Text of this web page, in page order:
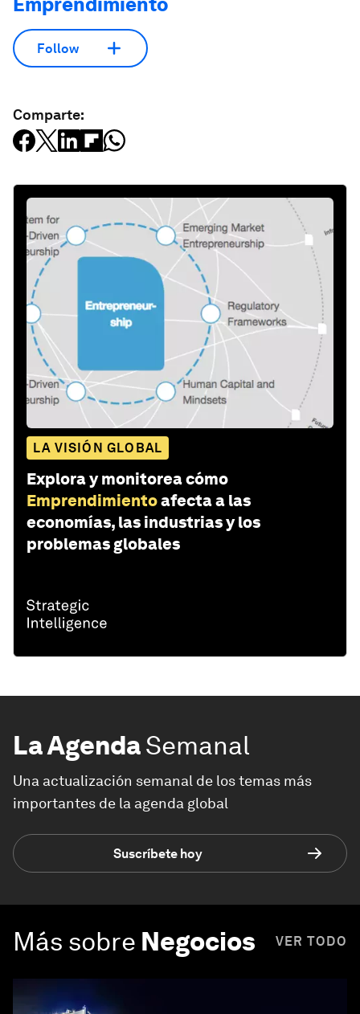
Follow
Comparte:
LA VISIÓN GLOBAL
Explora y monitorea cómo
Emprendimientoafecta a las
economías, las industrias y los
problemas globales
La AgendaSemanal
Una actualización semanal de los temas más
importantes de la agenda global
Suscríbete hoy
Más sobre Negocios VER TODO